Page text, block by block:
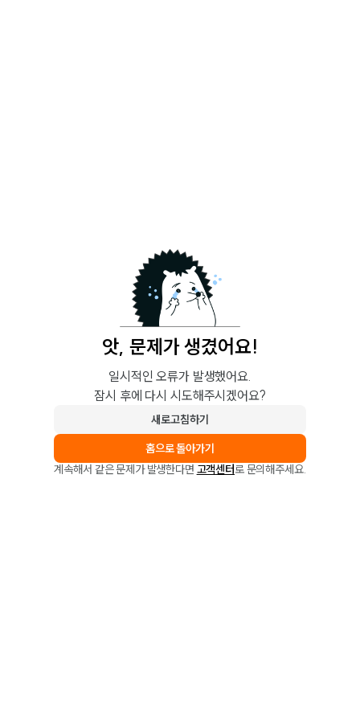
앗, 문제가 생겼어요!
일시적인 오류가 발생했어요.
잠시 후에 다시 시도해주시겠어요?
새로고침하기
홈으로 돌아가기
계속해서 같은 문제가 발생한다면 고객센터로 문의해주세요.